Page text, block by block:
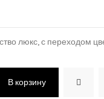
люкс, с переходом
В корзину